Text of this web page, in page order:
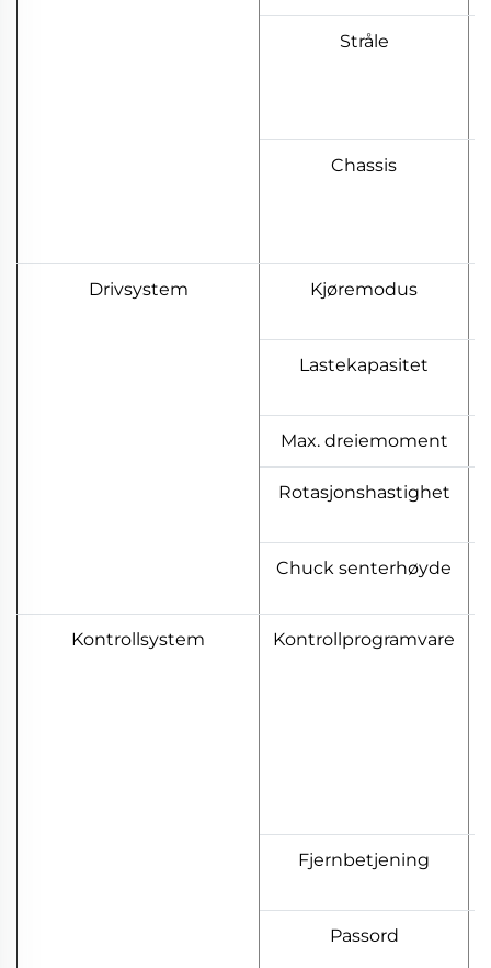
Stråle
Chassis
Drivsystem
Kjøremodus
Lastekapasitet
Max. dreiemoment
Rotasjonshastighet
Chuck senterhøyde
Kontrollsystem Kontrollprogramvare
Fjernbetjening
Passord